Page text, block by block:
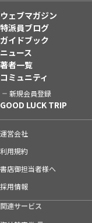
ウェブマガジン
特派員ブログ
ガイドブック
ニュース
著者一覧
コミュニティ
新規会員登録
GOOD LUCK TRIP
運営会社
利用規約
書店御担当者様へ
採用情報
関連サービス